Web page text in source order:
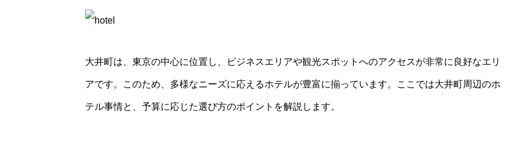
ABOUT
大井町は、東京の中心に位置し、ビジネスエリアや観光スポットへのアクセスが非常に良好なエリ
アです。このため、多様なニーズに応えるホテルが豊富に揃っています。ここでは大井町周辺のホ
テル事情と、予算に応じた選び方のポイントを解説します。